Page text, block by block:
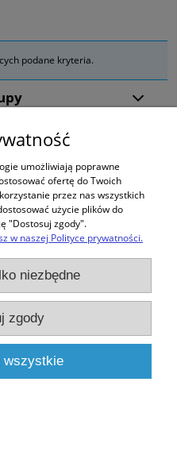
podane kryteria.
strony
Shoper.pl
umożliwiają poprawne
ofertę do Twoich
przez nas wszystkich
użycie plików do
"Dostosuj zgody".
w naszej Polityce prywatności.
niezbędne
zgody
wszystkie